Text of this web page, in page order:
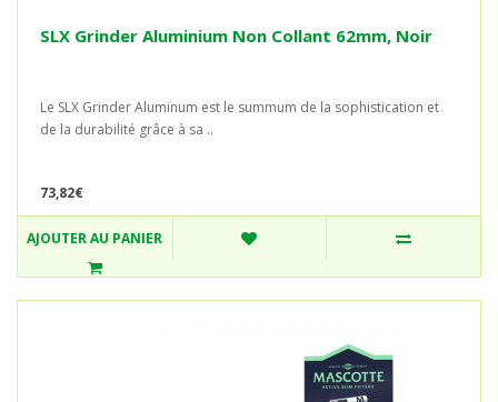
SLX Grinder Aluminium Non Collant 62mm, Noir
Le SLX Grinder Aluminum est le summum de la sophistication et
de la durabilité grâce à sa ..
73,82€
AJOUTER AU PANIER